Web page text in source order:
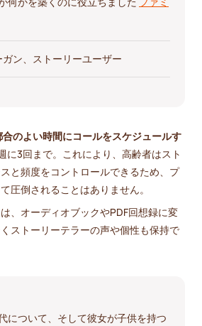
ン、ストーリーユーザー
合のよい時間にコールをスケジュールす
に3回まで。これにより、高齢者はスト
と頻度をコントロールできるため、プ
圧倒されることはありません。
、オーディオブックやPDF回想録に変
ストーリーテラーの声や個性も保持で
について、そして彼女が子供を持つ